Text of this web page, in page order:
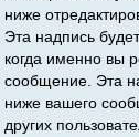
ниже
Эта надпись
когда именно вы
сообщение. Эта
ниже вашего
других